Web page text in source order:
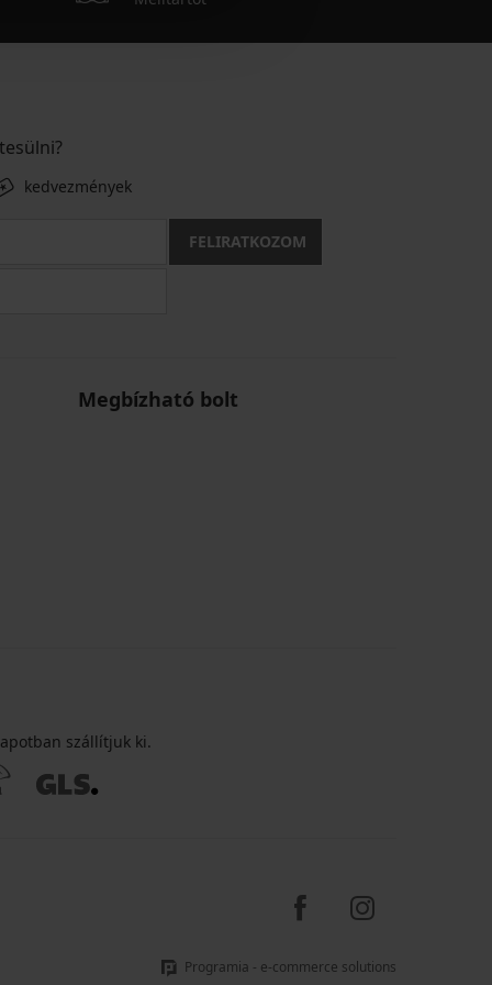
kedvezmények
FELIRATKOZOM
Megbízható bolt
szállítjuk ki.
Programia - e-commerce solutions